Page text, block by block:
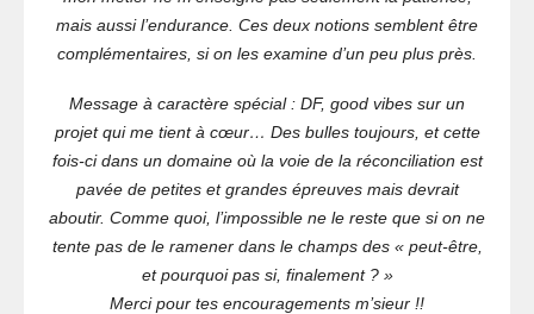
mais aussi l’endurance. Ces deux notions semblent être
complémentaires, si on les examine d’un peu plus près.
Message à caractère spécial : DF, good vibes sur un
projet qui me tient à cœur… Des bulles toujours, et cette
fois-ci dans un domaine où la voie de la réconciliation est
pavée de petites et grandes épreuves mais devrait
aboutir. Comme quoi, l’impossible ne le reste que si on ne
tente pas de le ramener dans le champs des « peut-être,
et pourquoi pas si, finalement ? »
Merci pour tes encouragements m’sieur !!